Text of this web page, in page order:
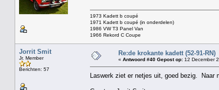
1973 Kadett b coupé
1971 Kadett b coupé (in onderdelen)
1986 VW T3 Panel Van
1966 Rekord C Coupe
Jorrit Smit
Jr. Member
Berichten: 57
Re:de krokante kadett (52-91-RN)
« Antwoord #40 Gepost op: 12 December
Laswerk ziet er netjes uit, goed bezig.